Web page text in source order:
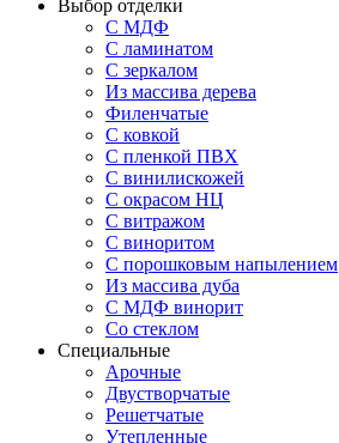
Выбор отделки
С МДФ
С ламинатом
С зеркалом
Из массива дерева
Филенчатые
С ковкой
С пленкой ПВХ
С винилискожей
С окрасом НЦ
С витражом
С виноритом
С порошковым напылением
Из массива дуба
С МДФ винорит
Со стеклом
Специальные
Арочные
Двустворчатые
Решетчатые
Утепленные